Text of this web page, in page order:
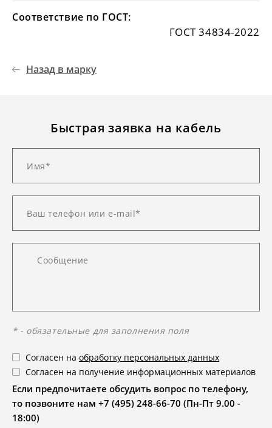
Соответствие по ГОСТ:
ГОСТ 34834-2022
Назад в марку
Быстрая заявка на кабель
* - обязательные для заполнения поля
Согласен на обработку персональных данных
Согласен на получение информационных материалов
Если предпочитаете обсудить вопрос по телефону,
то позвоните нам +7 (495) 248-66-70 (Пн-Пт 9.00 -
18:00)